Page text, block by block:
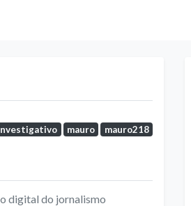
mauro mauro218
digital do jornalismo